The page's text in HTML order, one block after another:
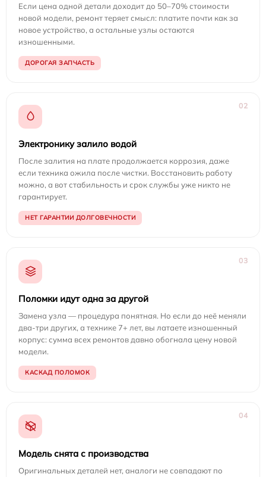
Если цена одной детали доходит до 50–70% стоимости
новой модели, ремонт теряет смысл: платите почти как за
новое устройство, а остальные узлы остаются
изношенными.
ДОРОГАЯ ЗАПЧАСТЬ
02
Электронику залило водой
После залития на плате продолжается коррозия, даже
если техника ожила после чистки. Восстановить работу
можно, а вот стабильность и срок службы уже никто не
гарантирует.
НЕТ ГАРАНТИИ ДОЛГОВЕЧНОСТИ
03
Поломки идут одна за другой
Замена узла — процедура понятная. Но если до неё меняли
два-три других, а технике 7+ лет, вы латаете изношенный
корпус: сумма всех ремонтов давно обогнала цену новой
модели.
КАСКАД ПОЛОМОК
04
Модель снята с производства
Оригинальных деталей нет, аналоги не совпадают по